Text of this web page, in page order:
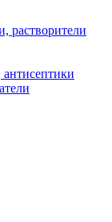
растворители